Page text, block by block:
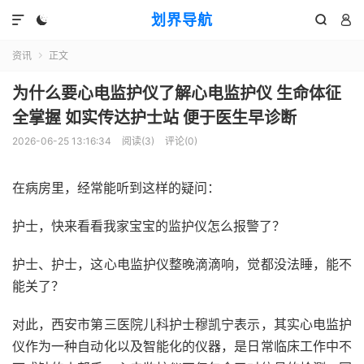
划界导航
  

资讯  正文
为什么要心电监护仪了解心电监护仪 生命体征
全掌握 如实传达护士站 便于医生早诊断
2026-06-25 13:16:34 阅读(3) 评论(0)
在病房里，经常能听到这样的疑问：
护士，快来看看我家宝宝的监护仪怎么报警了？
护士、护士，这心电监护仪整晚滴滴响，觉都没法睡，能不
能关了？
对此，西安市第三医院儿科护士穆凯宁表示，其实心电监护
仪作为一种自动化以及智能化的仪器，是日常临床工作中不